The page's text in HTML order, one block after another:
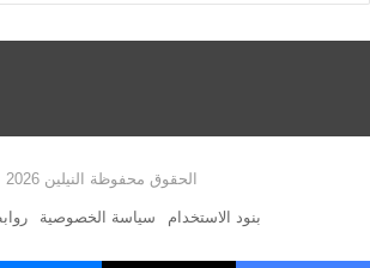
الحقوق محفوظة النيلين 2026
بنود الاستخدام سياسة الخصوصية